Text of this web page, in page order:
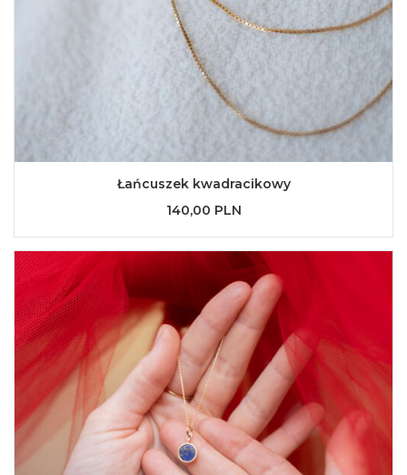
Łańcuszek kwadracikowy
140,00 PLN